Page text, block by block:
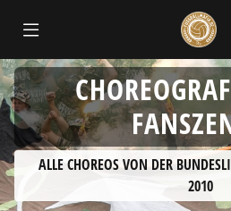
ALLE CHOREOS VON DER
2010